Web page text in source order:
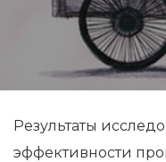
Результаты
эффективности